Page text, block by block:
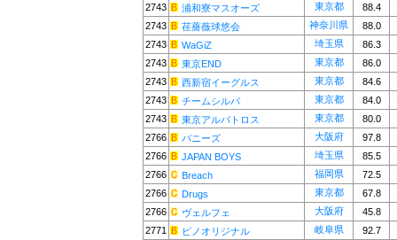
2743
浦和寮マスオーズ 東京都
88.4
2743
荏薔薇球悠会 神奈川県
88.0
2743
WaGiZ 埼玉県
86.3
2743
東京END 東京都
86.0
2743
西新宿イーグルス 東京都
84.6
2743
チームシルバ 東京都
84.0
2743
東京アルバトロス 東京都
80.0
2766
バニーズ 大阪府
97.8
2766
JAPAN BOYS 埼玉県
85.5
2766
Breach 福岡県
72.5
2766
Drugs 東京都
67.8
2766
ヴェルフェ 大阪府
45.8
2771
ピノオリジナル 岐阜県
92.7